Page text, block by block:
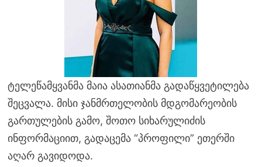
ტელეწამყვანმა მაია ასათიანმა გადაწყვეტილება
შეცვალა. მისი ჯანმრთელობის მდგომარეობის
გართულების გამო, შოთო სიხარულიძის
ინფორმაციით, გადაცემა “პროფილი” ეთერში
აღარ გავიდოდა.